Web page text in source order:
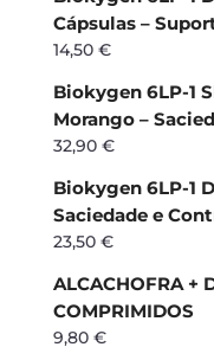
Cápsulas –
14,50 €
Biokygen 6LP-1
Morango –
32,90 €
Biokygen 6LP-1
Saciedade e
23,50 €
ALCACHOFRA +
COMPRIMIDOS
9,80 €